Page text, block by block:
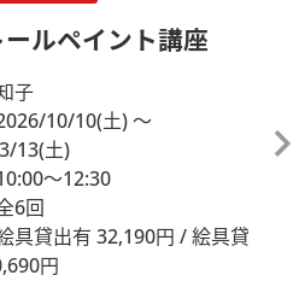
ルペイント講座
子
10/10(土)～
13(土)
～12:30
6回
具貸出有 32,190円 / 絵具貸
円